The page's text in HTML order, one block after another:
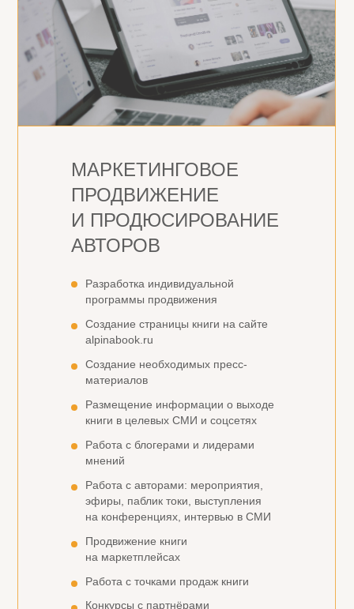
МАРКЕТИНГОВОЕ
ПРОДВИЖЕНИЕ
И ПРОДЮСИРОВАНИЕ
АВТОРОВ
Разработка индивидуальной
программы продвижения
Создание страницы книги на сайте
alpinabook.ru
Создание необходимых пресс-
материалов
Размещение информации о выходе
книги в целевых СМИ и соцсетях
Работа с блогерами и лидерами
мнений
Работа с авторами: мероприятия,
эфиры, паблик токи, выступления
на конференциях, интервью в СМИ
Продвижение книги
на маркетплейсах
Работа с точками продаж книги
Конкурсы с партнёрами